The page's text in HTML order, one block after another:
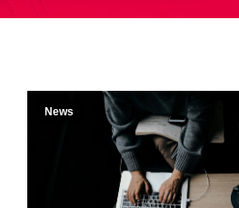
Sie
News